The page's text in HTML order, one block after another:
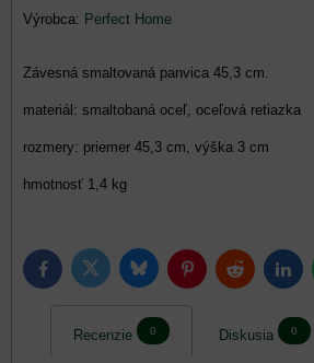
Výrobca: Perfect Home
Závesná smaltovaná panvica 45,3 cm.
materiál: smaltobaná oceľ, oceľová retiazka
rozmery: priemer 45,3 cm, výška 3 cm
hmotnosť 1,4 kg
FacebookTwitter BlueskyPinterestReddit
Recenzie 0 Diskusia 0